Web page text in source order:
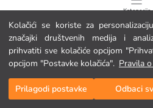
Kolačići se koriste za
značajki društvenih medija i
prihvatiti sve kolačiće opcijom
opcijom "Postavke kolačića". Pravila
Prilagodi postavke Odbaci
Kategorije
Moja